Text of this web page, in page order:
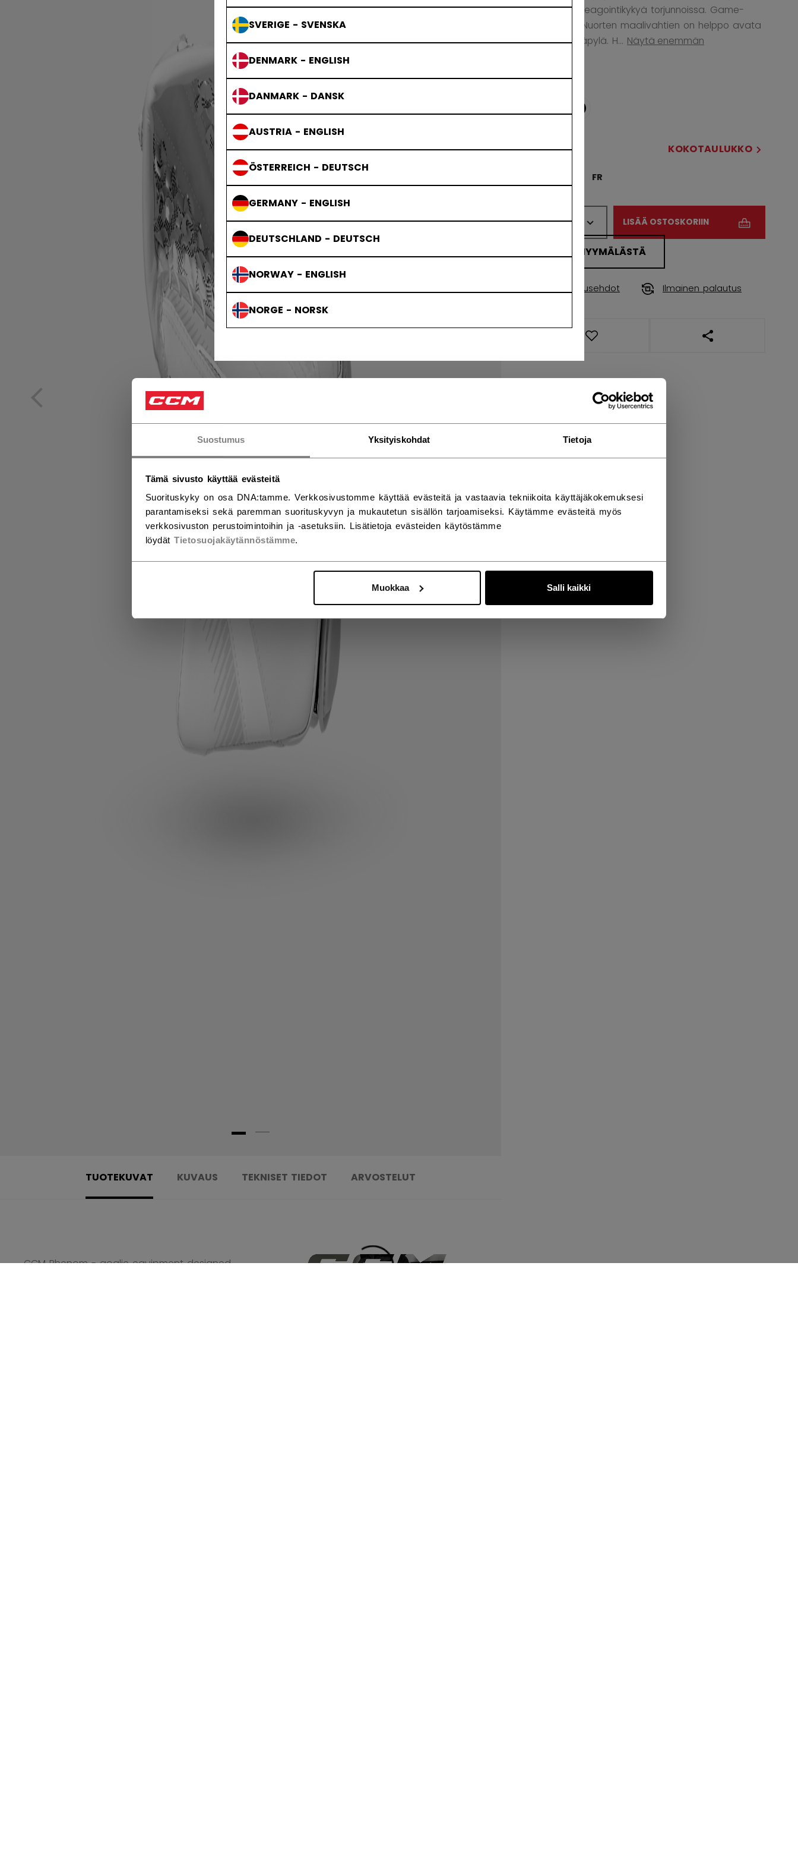
Suostumus Yksityiskohdat Tietoja
Tämä sivusto käyttää evästeitä
Suorituskyky on osa DNA:tamme. Verkkosivustomme käyttää evästeitä ja vastaavia tekniikoita käyttäjäkokemuksesi
parantamiseksi sekä paremman suorituskyvyn ja mukautetun sisällön tarjoamiseksi. Käytämme evästeitä myös
verkkosivuston perustoimintoihin ja -asetuksiin. Lisätietoja evästeiden käytöstämme
löydät Tietosuojakäytännöstämme.
Muokkaa Salli kaikki
SVERIGE - SVENSKA
DENMARK - ENGLISH
DANMARK - DANSK
AUSTRIA - ENGLISH
ÖSTERREICH - DEUTSCH
GERMANY - ENGLISH
DEUTSCHLAND - DEUTSCH
NORWAY - ENGLISH
NORGE - NORSK
parantaa reagointikykyä torjunnoissa. Game-
Ready Fit: Nuorten maalivahtien on helppo avata
ja sulkea räpylä. H... Näytä enemmän
VÄRI
selected
KOKOSI KOKOTAULUKKO
FR
LISÄÄ OSTOSKORIIN
ETSI MYYMÄLÄSTÄ
Toimitusehdot Ilmainen palautus
AVAA
TUOTEKUVAT KUVAUS TEKNISET TIEDOT ARVOSTELUT
CCM Phenom - goalie equipment designed